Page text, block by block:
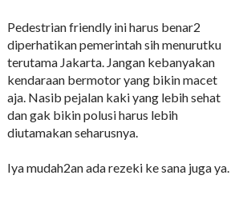
Pedestrian friendly ini harus benar2
diperhatikan pemerintah sih menurutku
terutama Jakarta. Jangan kebanyakan
kendaraan bermotor yang bikin macet
aja. Nasib pejalan kaki yang lebih sehat
dan gak bikin polusi harus lebih
diutamakan seharusnya.
Iya mudah2an ada rezeki ke sana juga ya.